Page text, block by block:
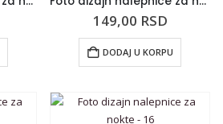
149,00 RSD
DODAJ U KORPU